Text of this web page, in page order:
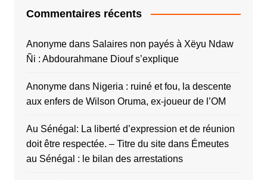
Commentaires récents
Anonymedans Salaires non payés à Xëyu Ndaw
Ñi : Abdourahmane Diouf s’explique
Anonymedans Nigeria : ruiné et fou, la descente
aux enfers de Wilson Oruma, ex-joueur de l’OM
Au Sénégal: La liberté d’expression et de réunion
doit être respectée. – Titre du sitedans Émeutes
au Sénégal : le bilan des arrestations